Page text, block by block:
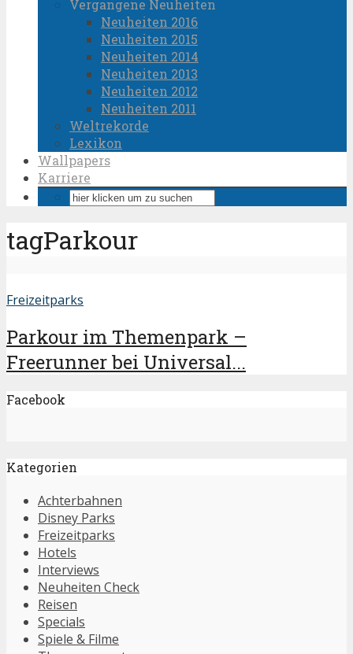
Vergangene Neuheiten
Neuheiten 2016
Neuheiten 2015
Neuheiten 2014
Neuheiten 2013
Neuheiten 2012
Neuheiten 2011
Weltrekorde
Lexikon
Wallpapers
Karriere
tagParkour
Freizeitparks
Parkour im Themenpark –
Freerunner bei Universal...
Facebook
Kategorien
Achterbahnen
Disney Parks
Freizeitparks
Hotels
Interviews
Neuheiten Check
Reisen
Specials
Spiele & Filme